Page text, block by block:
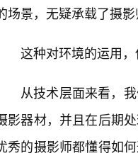
场景，无疑承载了摄
这种对环境的运用
从技术层面来看，
影器材，并且在后期
秀的摄影师都懂得如